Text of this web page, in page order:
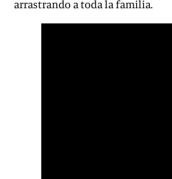
arrastrando a toda la familia.